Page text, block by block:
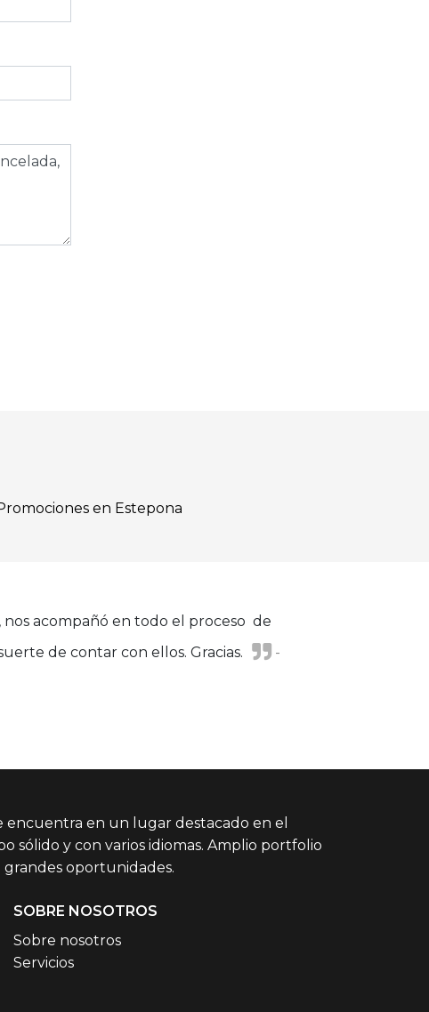
en Estepona
acompañó en todo el proceso de
de contar con ellos. Gracias.
-
encuentra en un lugar destacado en el
sólido y con varios idiomas. Amplio portfolio
grandes oportunidades.
SOBRE NOSOTROS
Sobre nosotros
Servicios